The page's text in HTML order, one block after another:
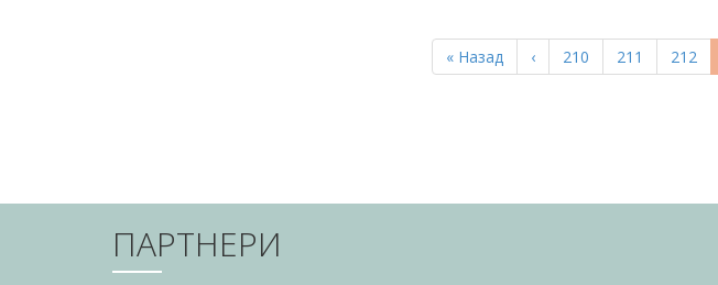
Перша
сторінка
« Назад
Попередня
сторінка
‹ Page
210 Page
211 Page
212
ПАРТНЕРИ